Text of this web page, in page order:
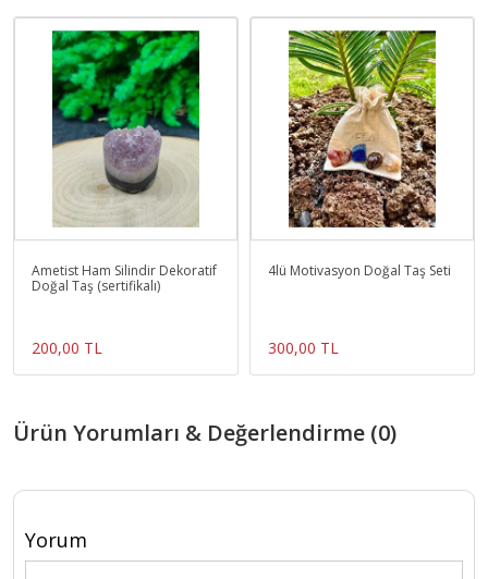
Ametist Ham Silindir Dekoratif
Doğal Taş (sertifikalı)
200,00 TL
4lü Motivasyon Doğal Taş Seti
300,00 TL
Ürün Yorumları & Değerlendirme (0)
Yorum